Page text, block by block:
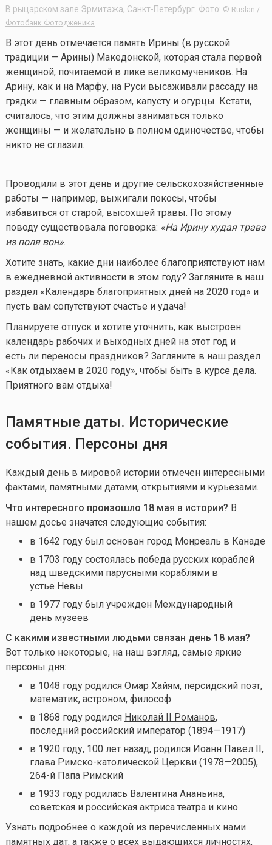
В рыцарском зале Эрмитажа, Санкт-Петербург. Фото: © Ruslan /
Фотобанк Фотодженика
В этот день отмечается память Ирины (в русской
традиции — Арины) Македонской, которая стала первой
женщиной, почитаемой в лике великомучеников. На
Арину, как и на Марфу, на Руси высаживали рассаду на
грядки — главным образом, капусту и огурцы. Кстати,
считалось, что этим должны заниматься только
женщины — и желательно в полном одиночестве, чтобы
никто не сглазил.
Проводили в этот день и другие сельскохозяйственные
работы — например, выжигали покосы, чтобы
избавиться от старой, высохшей травы. По этому
поводу существовала поговорка: «На Ирину худая трава
из поля вон».
Хотите знать, какие дни наиболее благоприятствуют нам
в ежедневной активности в этом году? Загляните в наш
раздел «Календарь благоприятных дней на 2020 год» и
пусть вам сопутствуют счастье и удача!
Планируете отпуск и хотите уточнить, как выстроен
календарь рабочих и выходных дней на этот год и
есть ли переносы праздников? Загляните в наш раздел
«Как отдыхаем в 2020 году», чтобы быть в курсе дела.
Приятного вам отдыха!
Памятные даты. Исторические
события. Персоны дня
Каждый день в мировой истории отмечен интересными
фактами, памятными датами, открытиями и курьезами.
Что интересного произошло 18 мая в истории? В
нашем досье значатся следующие события:
в 1642 году был основан город Монреаль в Канаде
в 1703 году состоялась победа русских кораблей
над шведскими парусными кораблями в
устье Невы
в 1977 году был учрежден Международный
день музеев
С какими известными людьми связан день 18 мая?
Вот только некоторые, на наш взгляд, самые яркие
персоны дня:
в 1048 году родился Омар Хайям, персидский поэт,
математик, астроном, философ
в 1868 году родился Николай II Романов,
последний российский император (1894—1917)
в 1920 году, 100 лет назад, родился Иоанн Павел II,
глава Римско-католической Церкви (1978—2005),
264-й Папа Римский
в 1933 году родилась Валентина Ананьина,
советская и российская актриса театра и кино
Узнать подробнее о каждой из перечисленных нами
памятных дат, а также о всех выдающихся личностях,